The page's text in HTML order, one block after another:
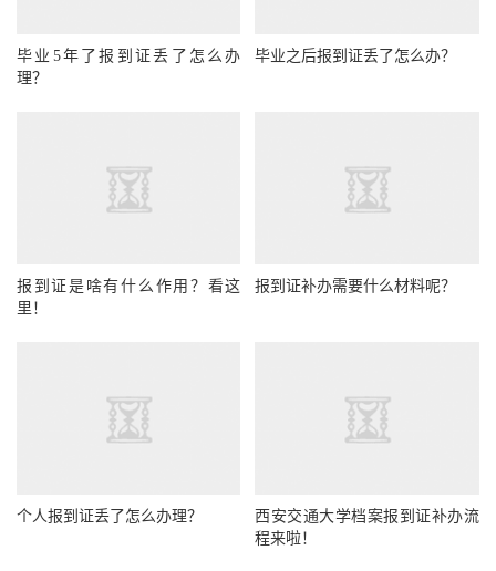
毕业5年了报到证丢了怎么办
理？
毕业之后报到证丢了怎么办？
报到证是啥有什么作用？看这
里！
报到证补办需要什么材料呢？
个人报到证丢了怎么办理？
西安交通大学档案报到证补办流
程来啦！